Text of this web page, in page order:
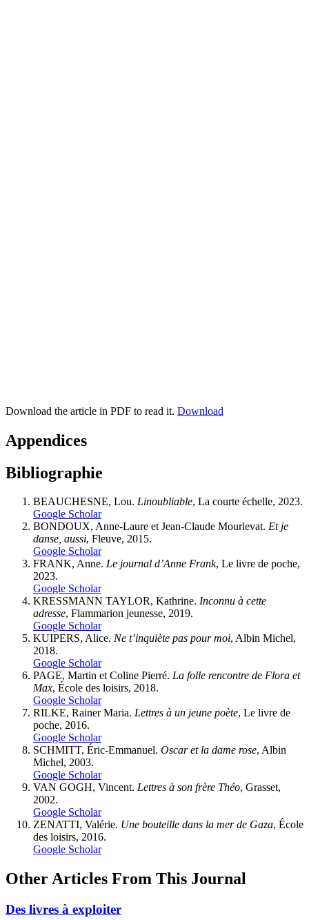
Download the article in PDF to read it. Download
Appendices
Bibliographie
BEAUCHESNE, Lou. Linoubliable, La courte échelle, 2023.
Google Scholar
BONDOUX, Anne-Laure et Jean-Claude Mourlevat. Et je
danse, aussi, Fleuve, 2015.
Google Scholar
FRANK, Anne. Le journal d’Anne Frank, Le livre de poche,
2023.
Google Scholar
KRESSMANN TAYLOR, Kathrine. Inconnu à cette
adresse, Flammarion jeunesse, 2019.
Google Scholar
KUIPERS, Alice. Ne t’inquiète pas pour moi, Albin Michel,
2018.
Google Scholar
PAGE, Martin et Coline Pierré. La folle rencontre de Flora et
Max, École des loisirs, 2018.
Google Scholar
RILKE, Rainer Maria. Lettres à un jeune poète, Le livre de
poche, 2016.
Google Scholar
SCHMITT, Éric-Emmanuel. Oscar et la dame rose, Albin
Michel, 2003.
Google Scholar
VAN GOGH, Vincent. Lettres à son frère Théo, Grasset,
2002.
Google Scholar
ZENATTI, Valérie. Une bouteille dans la mer de Gaza, École
des loisirs, 2016.
Google Scholar
Other Articles From This Journal
Des livres à exploiter